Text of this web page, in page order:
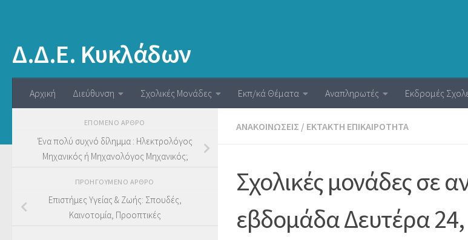
Δ.Δ.Ε. Κυκλάδων
Αρχική Διεύθυνση Σχολικές Μονάδες Εκπ/κά Θέματα Αναπληρωτές Εκδρομές
ΑΝΑΚΟΙΝΏΣΕΙΣ / ΈΚΤΑΚΤΗ ΕΠΙΚΑΙΡΌΤΗΤΑ
Σχολικές μονάδες σε
εβδομάδα Δευτέρα
ΕΠΌΜΕΝΟ ΆΡΘΡΟ
Ένα πολύ συχνό δίλημμα : Ηλεκτρολόγος
Μηχανικός ή Μηχανολόγος Μηχανικός;
ΠΡΟΗΓΟΎΜΕΝΟ ΆΡΘΡΟ
Επιστήμες Υγείας & Ζωής: Σπουδές,
Καινοτομία, Προοπτικές